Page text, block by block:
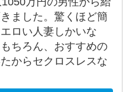
ました。驚くほど簡
ロい人妻しかいな
ちろん、おすすめの
からセクロスレスな